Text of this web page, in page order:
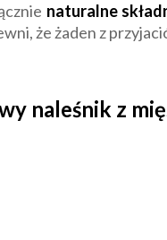
naturalne
że żaden z
naleśnik z